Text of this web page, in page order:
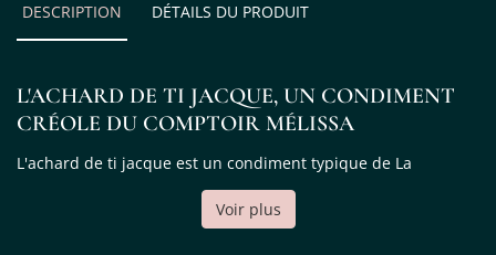
DESCRIPTION DÉTAILS DU PRODUIT
L'ACHARD DE TI JACQUE, UN CONDIMENT
CRÉOLE DU COMPTOIR MÉLISSA
L'achard de ti jacque est un condiment typique de La
Réunion, préparé par Le Comptoir Mélissa à Saint-Benoît. Il
met à l'honneur le ti jacque, le jeune fruit du jacquier, confit
Voir plus